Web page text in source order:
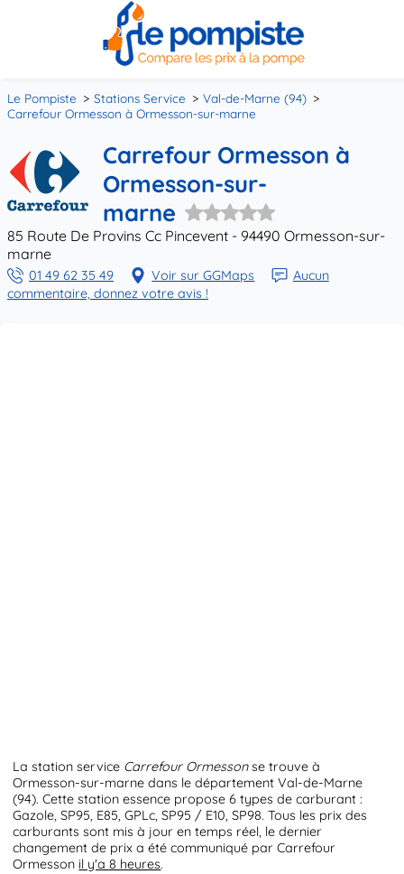
Le Pompiste Stations Service
Val-de-Marne (94)
Carrefour Ormesson à Ormesson-sur-marne
Carrefour Ormesson à
Ormesson-sur-
marne
85 Route De Provins Cc Pincevent - 94490 Ormesson-sur-
marne
01 49 62 35 49 Voir sur GGMaps
Aucun
commentaire, donnez votre avis !
La station service Carrefour Ormessonse trouve à
Ormesson-sur-marne dans le département Val-de-Marne
(94). Cette station essence propose 6 types de carburant :
Gazole, SP95, E85, GPLc, SP95 / E10, SP98. Tous les prix des
carburants sont mis à jour en temps réel, le dernier
changement de prix a été communiqué par Carrefour
Ormesson il y'a 8 heures.